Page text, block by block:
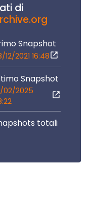
di
Snapshot
12/2021 16:48
Snapshot
02/2025
totali